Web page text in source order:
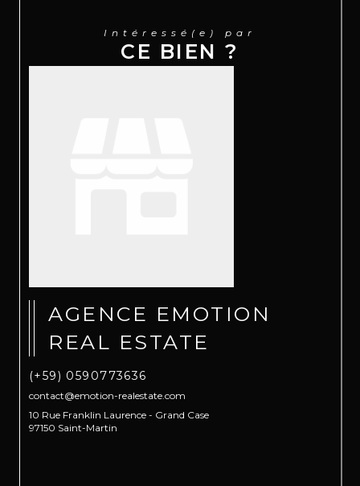
Intéressé(e) par
CE BIEN ?
AGENCE EMOTION
REAL ESTATE
(+59) 0590773636
contact@emotion-realestate.com
10 Rue Franklin Laurence - Grand Case
97150 Saint-Martin